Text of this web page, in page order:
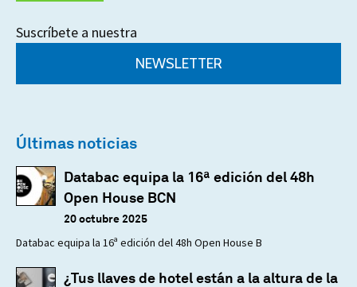
Suscríbete a nuestra
NEWSLETTER
Últimas noticias
Databac equipa la 16ª edición del 48h
Open House BCN
20 octubre 2025
Databac equipa la 16ª edición del 48h Open House B
¿Tus llaves de hotel están a la altura de la